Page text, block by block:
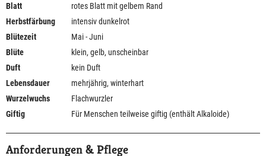
Blatt
rotes Blatt mit gelbem Rand
Herbstfärbung
intensiv dunkelrot
Blütezeit
Mai - Juni
Blüte
klein, gelb, unscheinbar
Duft
kein Duft
Lebensdauer
mehrjährig, winterhart
Wurzelwuchs
Flachwurzler
Giftig
Für Menschen teilweise giftig (enthält Alkaloide)
Anforderungen & Pflege